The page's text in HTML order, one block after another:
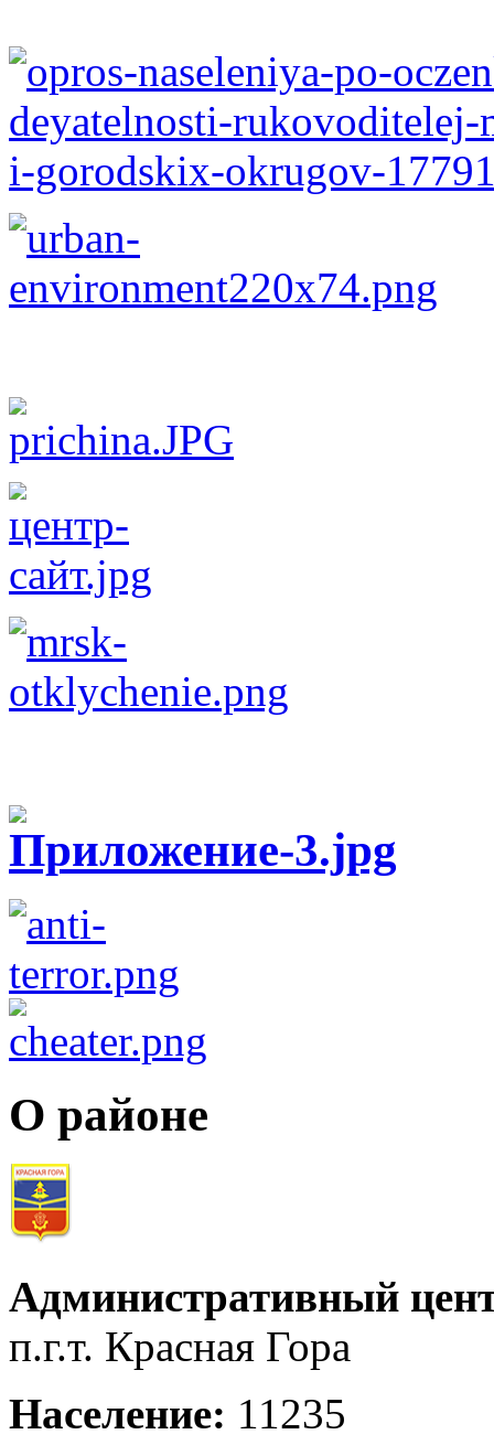
О районе
Административный
п.г.т. Красная Гора
Население: 11235